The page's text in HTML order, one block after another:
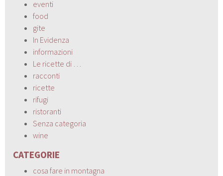
eventi
food
gite
In Evidenza
informazioni
Le ricette di …
racconti
ricette
rifugi
ristoranti
Senza categoria
wine
CATEGORIE
cosa fare in montagna